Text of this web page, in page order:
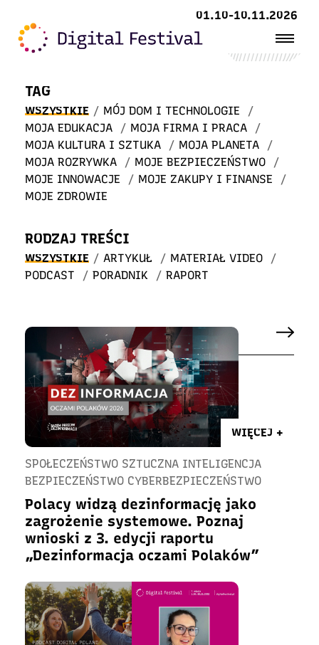
01.10-10.11.2026
w STREFIE WIEDZY
TAG
WSZYSTKIE / MÓJ DOM I TECHNOLOGIE
/
MOJA EDUKACJA
/ MOJA FIRMA I PRACA
/
MOJA KULTURA I SZTUKA
/ MOJA PLANETA
/
MOJA ROZRYWKA
/ MOJE BEZPIECZEŃSTWO
/
MOJE INNOWACJE
/ MOJE ZAKUPY I FINANSE
/
MOJE ZDROWIE
RODZAJ TREŚCI
WSZYSTKIE / ARTYKUŁ / MATERIAŁ VIDEO
/
PODCAST
/ PORADNIK / RAPORT
WIĘCEJ +
SPOŁECZEŃSTWO SZTUCZNA INTELIGENCJA
BEZPIECZEŃSTWO CYBERBEZPIECZEŃSTWO
Polacy widzą dezinformację jako
zagrożenie systemowe. Poznaj
wnioski z 3. edycji raportu
„Dezinformacja oczami Polaków”